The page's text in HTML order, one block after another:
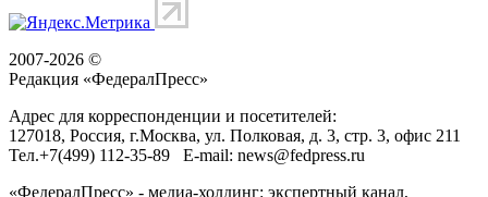
2007-2026 ©
Редакция «ФедералПресс»
Адрес для корреспонденции и посетителей:
127018, Россия, г.Москва, ул. Полковая, д. 3, стр. 3, офис 211
Тел.+7(499) 112-35-89 E-mail: news@fedpress.ru
«ФедералПресс» - медиа-холдинг: экспертный канал,